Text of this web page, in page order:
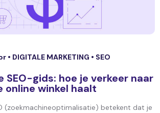
• DIGITALE MARKETING • SEO
SEO-gids: hoe je verkeer naar
online winkel haalt
(zoekmachineoptimalisatie) betekent dat je